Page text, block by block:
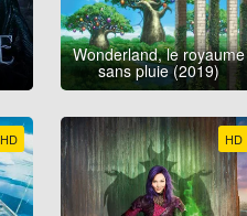
Wonderland, le royaume
sans pluie (2019)
HD HD